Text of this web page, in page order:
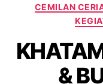
CEMILAN
&